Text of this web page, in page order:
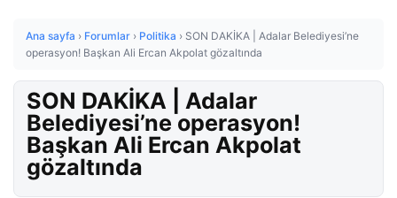
Ana sayfa › Forumlar › Politika › SON DAKİKA | Adalar Belediyesi’ne
operasyon! Başkan Ali Ercan Akpolat gözaltında
SON DAKİKA | Adalar
Belediyesi’ne operasyon!
Başkan Ali Ercan Akpolat
gözaltında